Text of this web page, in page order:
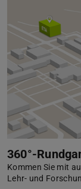
360°-
Kommen Sie mit
Lehr- und